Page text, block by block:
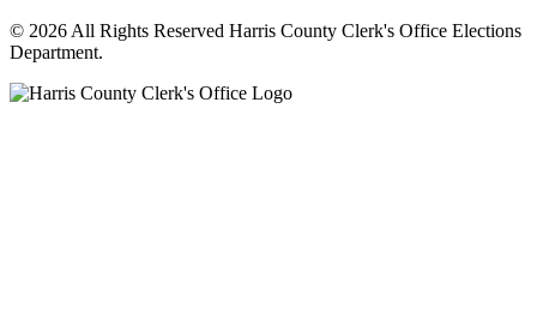
© 2026 All Rights Reserved Harris County Clerk's Office Elections
Department.